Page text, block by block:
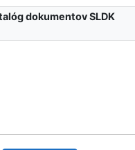
dokumentov SLDK